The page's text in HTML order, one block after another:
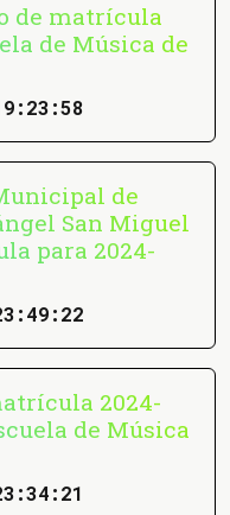
de matrícula
de Música de
de
San Miguel
para 2024-
2024-
de Música